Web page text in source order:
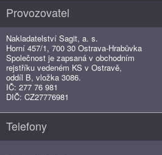
Provozovatel
Nakladatelství Sagit, a. s.
Horní 457/1, 700 30 Ostrava-Hrabůvka
Společnost je zapsaná v obchodním
rejstříku vedeném KS v Ostravě,
oddíl B, vložka 3086.
IČ: 277 76 981
DIČ: CZ27776981
Telefony